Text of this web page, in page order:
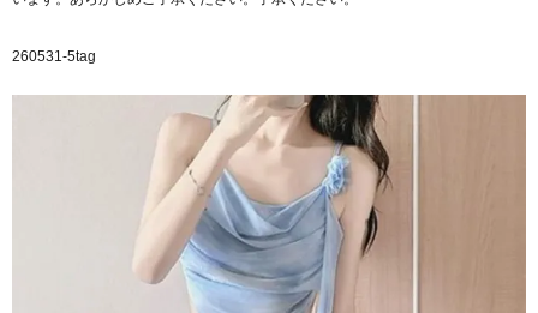
260531-5tag